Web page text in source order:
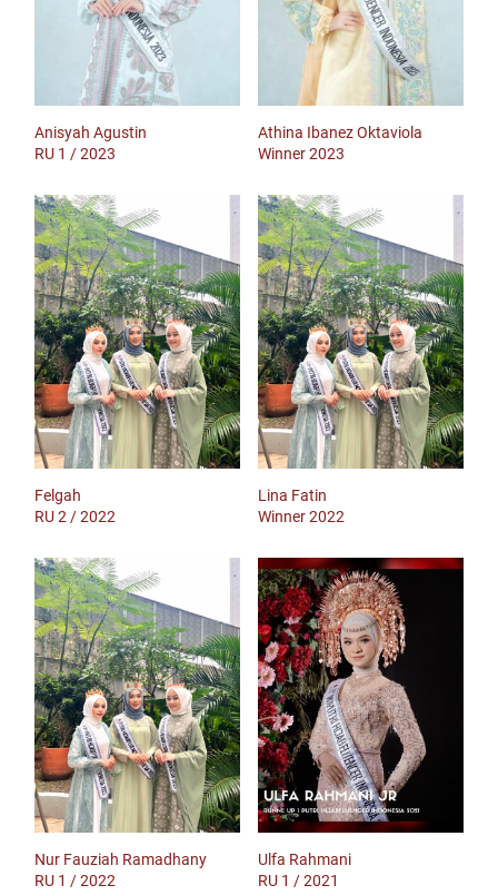
Anisyah Agustin
RU 1 / 2023
Athina Ibanez Oktaviola
Winner 2023
Felgah
RU 2 / 2022
Lina Fatin
Winner 2022
Nur Fauziah Ramadhany
RU 1 / 2022
Ulfa Rahmani
RU 1 / 2021